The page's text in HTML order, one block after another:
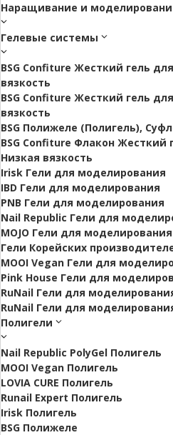
Наращивание и
Гелевые системы
BSG Confiture Жесткий гель
вязкость
BSG Confiture Жесткий гель
вязкость
BSG Полижеле (Полигель),
BSG Confiture Флакон
Низкая вязкость
Irisk Гели для моделирования
IBD Гели для моделирования
PNB Гели для моделирования
Nail Republic Гели для
MOJO Гели для моделирования
Гели Корейских
MOOI Vegan Гели для
Pink House Гели для
RuNail Гели для
RuNail Гели для
Полигели
Nail Republic PolyGel Полигель
MOOI Vegan Полигель
LOVIA CURE Полигель
Runail Expert Полигель
Irisk Полигель
BSG Полижеле